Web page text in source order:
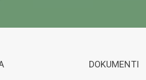
DOKUMENTI